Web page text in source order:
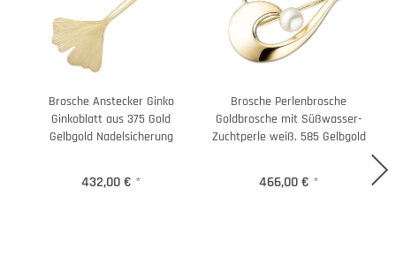
Brosche Anstecker Ginko
Ginkoblatt aus 375 Gold
Gelbgold Nadelsicherung
432,00 € *
Brosche Perlenbrosche
Goldbrosche mit Süßwasser-
Zuchtperle weiß, 585 Gelbgold
466,00 € *